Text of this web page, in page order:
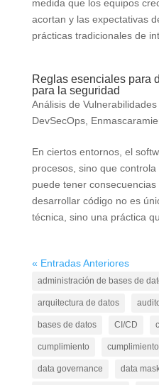
medida que los equipos
acortan y las expectativas
prácticas tradicionales de
Reglas esenciales para
para la seguridad
Análisis de
DevSecOps,
En ciertos entornos, el
procesos, sino que
puede tener consecuencias
desarrollar código no es
técnica, sino una práctica
« Entradas Anteriores
administración de bases de
arquitectura de datos
bases de datos CI/CD
cumplimiento
data governance data